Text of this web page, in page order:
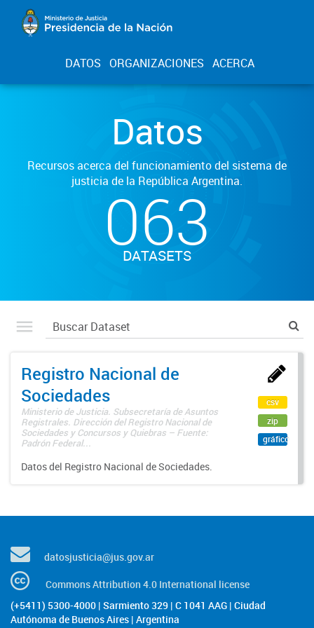
DATOS ORGANIZACIONES ACERCA
Datos
Recursos acerca del funcionamiento del sistema de
justicia de la República Argentina.
063
DATASETS
Registro Nacional de
Sociedades
Ministerio de Justicia. Subsecretaría de Asuntos
Registrales. Dirección del Registro Nacional de
Sociedades y Concursos y Quiebras – Fuente:
Padrón Federal...
Datos del Registro Nacional de Sociedades.
csv
zip
gráfico
datosjusticia@jus.gov.ar
Commons Attribution 4.0 International license
(+5411) 5300-4000 | Sarmiento 329 | C 1041 AAG | Ciudad
Autónoma de Buenos Aires | Argentina